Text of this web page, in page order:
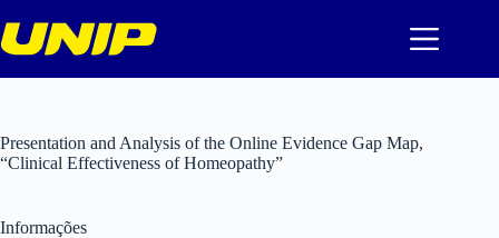
para
o
Presentation and Analysis of the Online Evidence Gap Map,
“Clinical Effectiveness of Homeopathy”
Informações